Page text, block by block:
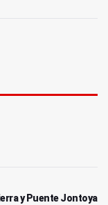
y Puente Jontoya